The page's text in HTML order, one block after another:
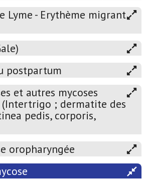
Lyme - Erythème migrant
postpartum
et autres mycoses
(Intertrigo ; dermatite des
pedis, corporis,
oropharyngée